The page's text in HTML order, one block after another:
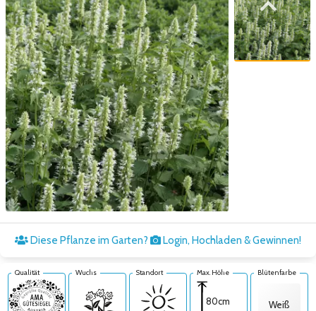
Zum vorigen Bild
Zum nächsten Bild
Diese Pflanze im Garten? Login, Hochladen & Gewinnen!
Qualität Wuchs Standort Max. Höhe
80cm
Blütenfarbe
Weiß